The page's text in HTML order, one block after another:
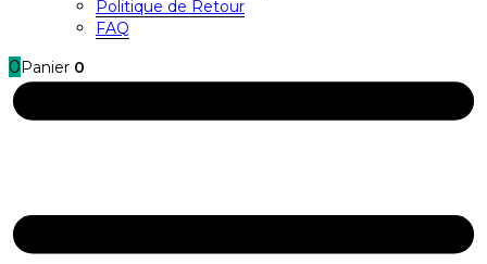
Politique de Retour
FAQ
0 Panier 0